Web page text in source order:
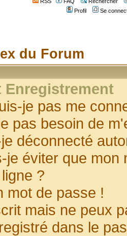
Profil
Se
du Forum
Enregistrement
je pas me
pas besoin de
déconnecté
je éviter que
?
mot de passe !
mais ne peux
dans le